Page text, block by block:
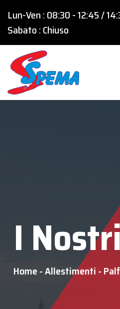
Lun-Ven : 08:30 - 12:45 /
Sabato : Chiuso
I
Home-Allestimenti-